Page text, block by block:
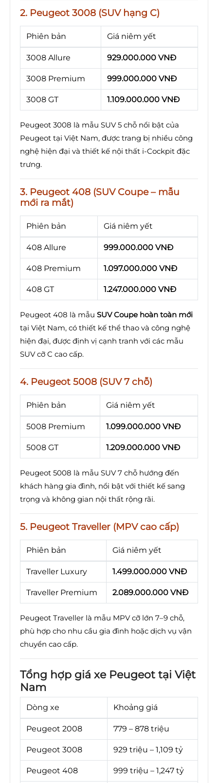
2. Peugeot 3008 (SUV hạng C)
Phiên bản Giá niêm yết
3008 Allure 929.000.000 VNĐ
3008 Premium 999.000.000 VNĐ
3008 GT 1.109.000.000 VNĐ
Peugeot 3008 là mẫu SUV 5 chỗ nổi bật của
Peugeot tại Việt Nam, được trang bị nhiều công
nghệ hiện đại và thiết kế nội thất i-Cockpit đặc
trưng.
3. Peugeot 408 (SUV Coupe – mẫu
mới ra mắt)
Phiên bản Giá niêm yết
408 Allure 999.000.000 VNĐ
408 Premium 1.097.000.000 VNĐ
408 GT 1.247.000.000 VNĐ
Peugeot 408 là mẫu SUV Coupe hoàn toàn mới
tại Việt Nam, có thiết kế thể thao và công nghệ
hiện đại, được định vị cạnh tranh với các mẫu
SUV cỡ C cao cấp.
4. Peugeot 5008 (SUV 7 chỗ)
Phiên bản Giá niêm yết
5008 Premium 1.099.000.000 VNĐ
5008 GT 1.209.000.000 VNĐ
Peugeot 5008 là mẫu SUV 7 chỗ hướng đến
khách hàng gia đình, nổi bật với thiết kế sang
trọng và không gian nội thất rộng rãi.
5. Peugeot Traveller (MPV cao cấp)
Phiên bản Giá niêm yết
Traveller Luxury 1.499.000.000 VNĐ
Traveller Premium 2.089.000.000 VNĐ
Peugeot Traveller là mẫu MPV cỡ lớn 7–9 chỗ,
phù hợp cho nhu cầu gia đình hoặc dịch vụ vận
chuyển cao cấp.
Tổng hợp giá xe Peugeot tại Việt
Nam
Dòng xe Khoảng giá
Peugeot 2008 779 – 878 triệu
Peugeot 3008 929 triệu – 1,109 tỷ
Peugeot 408 999 triệu – 1,247 tỷ